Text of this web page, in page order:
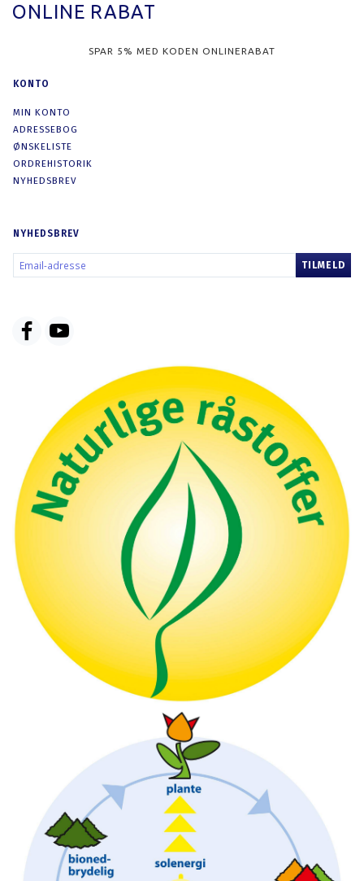
ONLINE RABAT
SPAR 5% MED KODEN ONLINERABAT
KONTO
MIN KONTO
ADRESSEBOG
ØNSKELISTE
ORDREHISTORIK
NYHEDSBREV
NYHEDSBREV
ADRESSE
TILMELD